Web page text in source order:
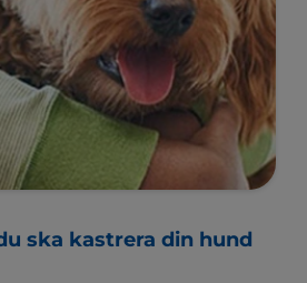
ska kastrera din hund